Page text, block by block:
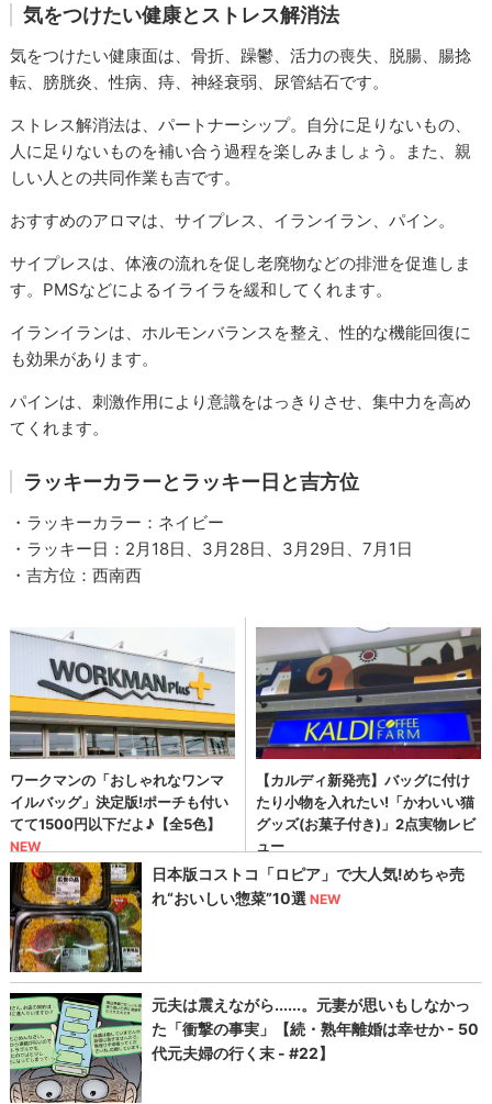
気をつけたい健康とストレス解消法
気をつけたい健康面は、骨折、躁鬱、活力の喪失、脱腸、腸捻
転、膀胱炎、性病、痔、神経衰弱、尿管結石です。
ストレス解消法は、パートナーシップ。自分に足りないもの、
人に足りないものを補い合う過程を楽しみましょう。また、親
しい人との共同作業も吉です。
おすすめのアロマは、サイプレス、イランイラン、パイン。
サイプレスは、体液の流れを促し老廃物などの排泄を促進しま
す。PMSなどによるイライラを緩和してくれます。
イランイランは、ホルモンバランスを整え、性的な機能回復に
も効果があります。
パインは、刺激作用により意識をはっきりさせ、集中力を高め
てくれます。
ラッキーカラーとラッキー日と吉方位
・ラッキーカラー：ネイビー
・ラッキー日：2月18日、3月28日、3月29日、7月1日
・吉方位：西南西